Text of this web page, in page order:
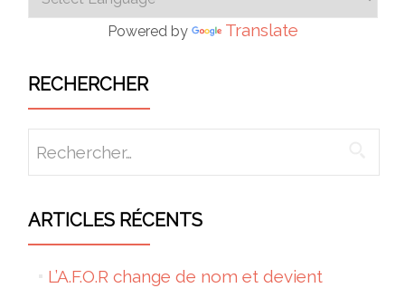
Powered by Translate
RECHERCHER
ARTICLES RÉCENTS
L’A.F.O.R change de nom et devient